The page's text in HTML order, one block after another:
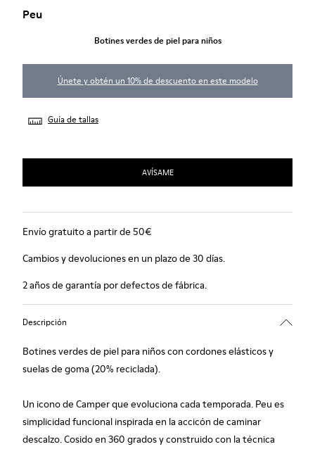
Peu
Botines verdes de piel para niños
Únete y obtén un 10% de descuento en este modelo
Guía de tallas
AVÍSAME
Envío gratuito a partir de 50€
Cambios y devoluciones en un plazo de 30 días.
2 años de garantía por defectos de fábrica.
Descripción
Botines verdes de piel para niños con cordones elásticos y
suelas de goma (20% reciclada).
Un icono de Camper que evoluciona cada temporada. Peu es
simplicidad funcional inspirada en la accicón de caminar
descalzo. Cosido en 360 grados y construido con la técnica